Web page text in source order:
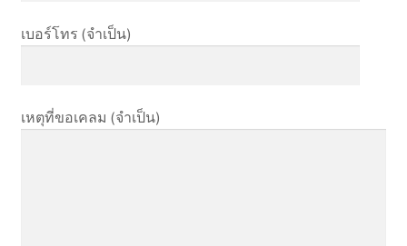
เบอร์โทร (จำเป็น)
เหตุที่ขอเคลม (จำเป็น)